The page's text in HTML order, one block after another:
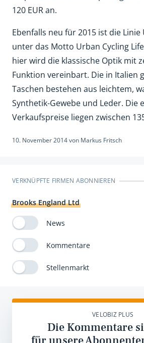
120 EUR an.
Ebenfalls neu für 2015 ist die
unter das Motto Urban Cycling
hier wird die klassische Optik mit
Funktion vereinbart. Die in Italien
Taschen bestehen aus leichtem,
Synthetik-Gewebe und Leder. Die
Verkaufspreise liegen zwischen
10. November 2014von Markus Fritsch
VERKNÜPFTE FIRMEN ABONNIEREN
Brooks England Ltd
News
Kommentare
Stellenmarkt
VELOBIZ PLUS
Die Kommentare